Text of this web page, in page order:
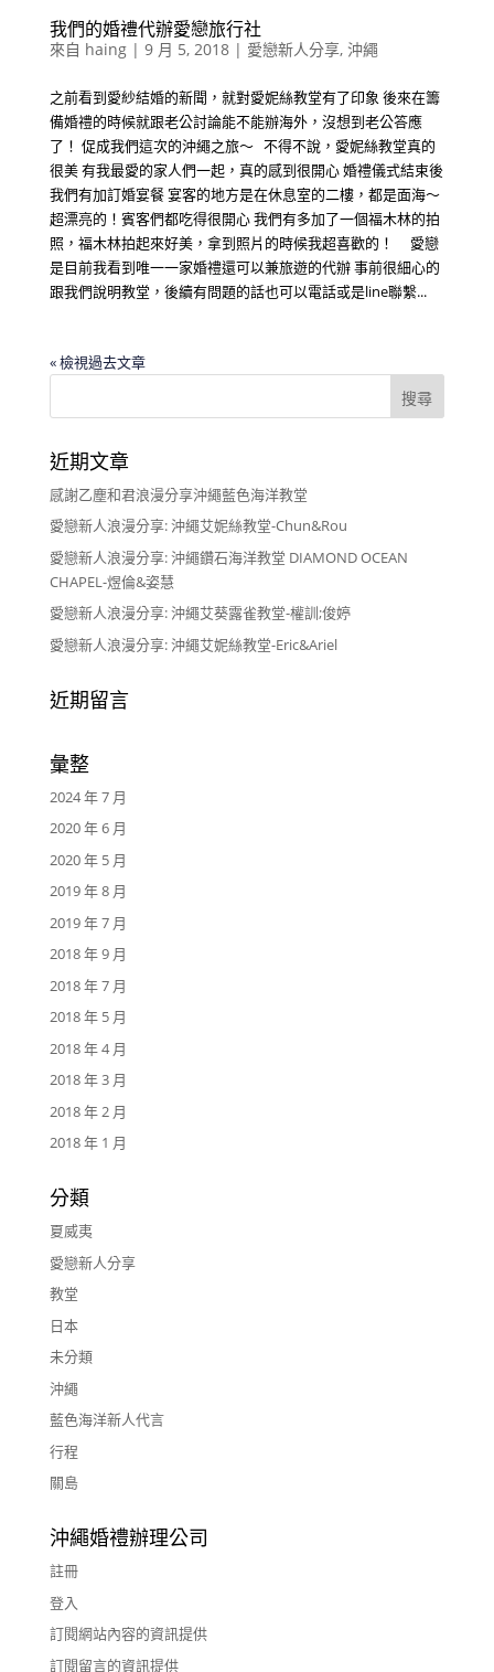
我們的婚禮代辦愛戀旅行社
來自 haing| 9 月 5, 2018| 愛戀新人分享, 沖繩
之前看到愛紗結婚的新聞，就對愛妮絲教堂有了印象 後來在籌
備婚禮的時候就跟老公討論能不能辦海外，沒想到老公答應
了！ 促成我們這次的沖繩之旅～ 不得不說，愛妮絲教堂真的
很美 有我最愛的家人們一起，真的感到很開心 婚禮儀式結束後
我們有加訂婚宴餐 宴客的地方是在休息室的二樓，都是面海～
超漂亮的！賓客們都吃得很開心 我們有多加了一個福木林的拍
照，福木林拍起來好美，拿到照片的時候我超喜歡的！ 愛戀
是目前我看到唯一一家婚禮還可以兼旅遊的代辦 事前很細心的
跟我們說明教堂，後續有問題的話也可以電話或是line聯繫...
« 檢視過去文章
近期文章
感謝乙塵和君浪漫分享沖繩藍色海洋教堂
愛戀新人浪漫分享: 沖繩艾妮絲教堂-Chun&Rou
愛戀新人浪漫分享: 沖繩鑽石海洋教堂 DIAMOND OCEAN
CHAPEL-煜倫&姿慧
愛戀新人浪漫分享: 沖繩艾葵露雀教堂-權訓;俊婷
愛戀新人浪漫分享: 沖繩艾妮絲教堂-Eric&Ariel
近期留言
彙整
2024 年 7 月
2020 年 6 月
2020 年 5 月
2019 年 8 月
2019 年 7 月
2018 年 9 月
2018 年 7 月
2018 年 5 月
2018 年 4 月
2018 年 3 月
2018 年 2 月
2018 年 1 月
分類
夏威夷
愛戀新人分享
教堂
日本
未分類
沖繩
藍色海洋新人代言
行程
關島
沖繩婚禮辦理公司
註冊
登入
訂閱網站內容的資訊提供
訂閱留言的資訊提供